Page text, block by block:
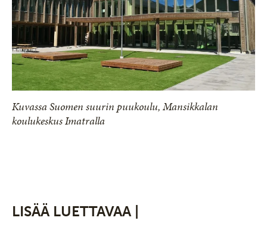
Kuvassa Suomen suurin puukoulu, Mansikkalan
koulukeskus Imatralla
LISÄÄ LUETTAVAA |